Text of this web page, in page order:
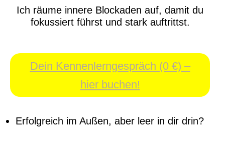
Ich räume innere Blockaden auf, damit du
fokussiert führst und stark auftrittst.
Dein Kennenlerngespräch (0 €) –
hier buchen!
Erfolgreich im Außen, aber leer in dir drin?